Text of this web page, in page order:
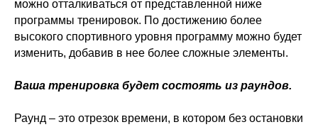
можно отталкиваться от представленной ниже
программы тренировок. По достижению более
высокого спортивного уровня программу можно будет
изменить, добавив в нее более сложные элементы.
Ваша тренировка будет состоять из раундов.
Раунд – это отрезок времени, в котором без остановки